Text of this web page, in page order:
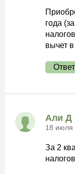
года
вычет
Али Д
18 июля
За 2